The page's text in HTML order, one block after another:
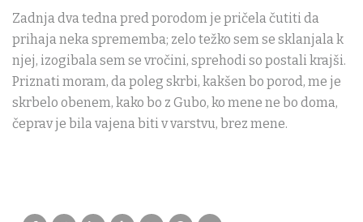
Zadnja dva tedna pred porodom je pričela čutiti da
prihaja neka sprememba; zelo težko sem se sklanjala k
njej, izogibala sem se vročini, sprehodi so postali krajši.
Priznati moram, da poleg skrbi, kakšen bo porod, me je
skrbelo obenem, kako bo z Gubo, ko mene ne bo doma,
čeprav je bila vajena biti v varstvu, brez mene.